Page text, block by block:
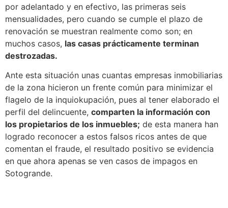
por adelantado y en efectivo, las primeras seis
mensualidades, pero cuando se cumple el plazo de
renovación se muestran realmente como son; en
muchos casos, las casas prácticamente terminan
destrozadas.
Ante esta situación unas cuantas empresas inmobiliarias
de la zona hicieron un frente común para minimizar el
flagelo de la inquiokupación, pues al tener elaborado el
perfil del delincuente, comparten la información con
los propietarios de los inmuebles; de esta manera han
logrado reconocer a estos falsos ricos antes de que
comentan el fraude, el resultado positivo se evidencia
en que ahora apenas se ven casos de impagos en
Sotogrande.